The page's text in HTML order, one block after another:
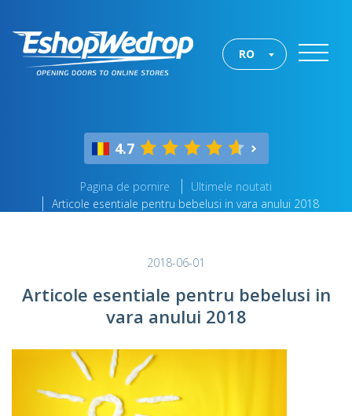
RO
4.7
Pagina de pornire
Ultimele noutati
Articole esentiale pentru bebelusi in vara anului 2018
2018-06-01
Articole esentiale pentru bebelusi in
vara anului 2018